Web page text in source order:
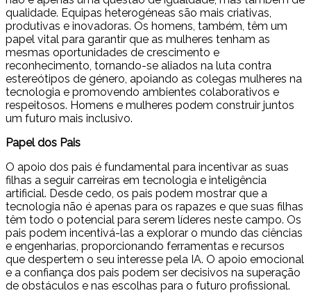
qualidade. Equipas heterogéneas são mais criativas,
produtivas e inovadoras. Os homens, também, têm um
papel vital para garantir que as mulheres tenham as
mesmas oportunidades de crescimento e
reconhecimento, tornando-se aliados na luta contra
estereótipos de género, apoiando as colegas mulheres na
tecnologia e promovendo ambientes colaborativos e
respeitosos. Homens e mulheres podem construir juntos
um futuro mais inclusivo.
Papel dos Pais
O apoio dos pais é fundamental para incentivar as suas
filhas a seguir carreiras em tecnologia e inteligência
artificial. Desde cedo, os pais podem mostrar que a
tecnologia não é apenas para os rapazes e que suas filhas
têm todo o potencial para serem líderes neste campo. Os
pais podem incentivá-las a explorar o mundo das ciências
e engenharias, proporcionando ferramentas e recursos
que despertem o seu interesse pela IA. O apoio emocional
e a confiança dos pais podem ser decisivos na superação
de obstáculos e nas escolhas para o futuro profissional.